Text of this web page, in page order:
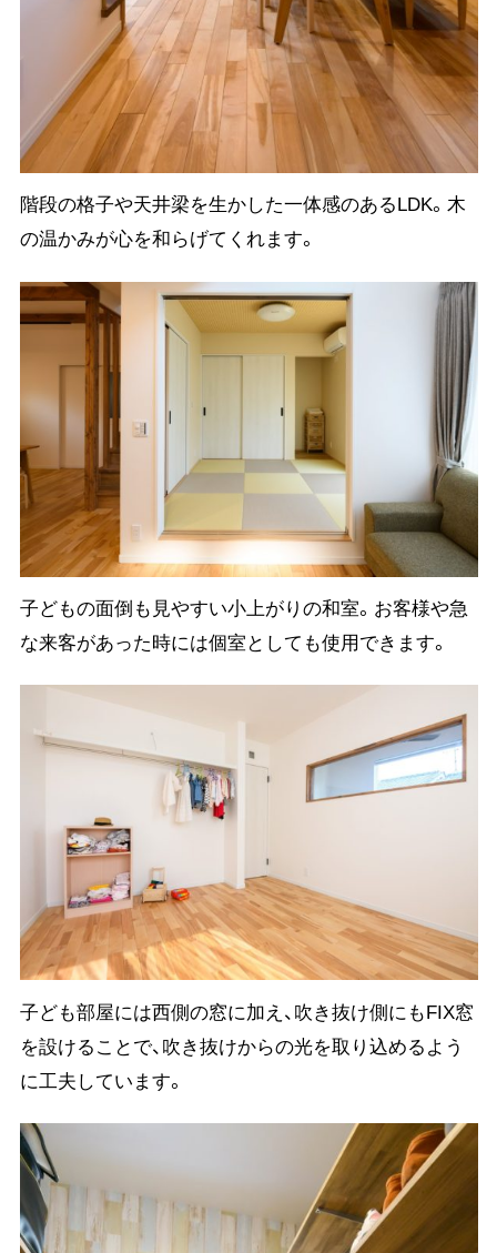
階段の格子や天井梁を生かした一体感のあるLDK。木
の温かみが心を和らげてくれます。
子どもの面倒も見やすい小上がりの和室。お客様や急
な来客があった時には個室としても使用できます。
子ども部屋には西側の窓に加え、吹き抜け側にもFIX窓
を設けることで、吹き抜けからの光を取り込めるよう
に工夫しています。